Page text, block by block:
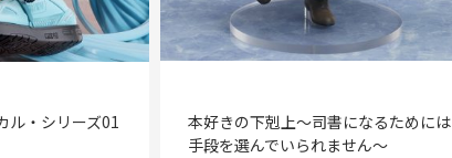
ル・シリーズ01
本好きの下剋上～司書になるためには
手段を選んでいられません～